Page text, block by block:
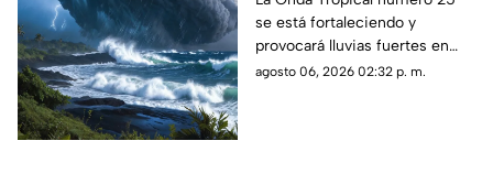
¿IMPACTARÁ a
Veracruz?
se está fortaleciendo y
provocará lluvias fuertes en
varios estados del país; aquí te
agosto 06, 2026 02:32 p. m.